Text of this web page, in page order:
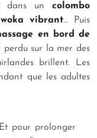
dans un colombo
vibrant… Puis
en bord de
perdu sur la mer des
brillent. Les
que les adultes
pour prolonger